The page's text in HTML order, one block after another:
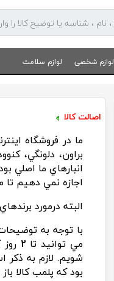
لوازم شخصی لوازم سلامت
اصالت کالا
ما در فروشگاه
براون، دلونگي،
انبارهاي ما اصلي
اجازه نمي دهيم تا
البته درمورد
با توجه به
مي توانيد تا 2
شويم. لازم به ذکر
بود که پلمب کالا